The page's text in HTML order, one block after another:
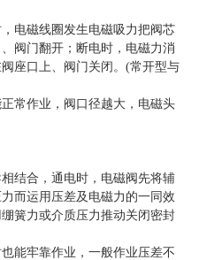
电磁线圈发生电磁吸力把阀芯
阀门翻开；断电时，电磁力消
座口上、阀门关闭。(常开型与
常作业，阀口径越大，电磁头
结合，通电时，电磁阀先将辅
而运用压差及电磁力的一同效
簧力或介质压力推动关闭密封
能牢靠作业，一般作业压差不